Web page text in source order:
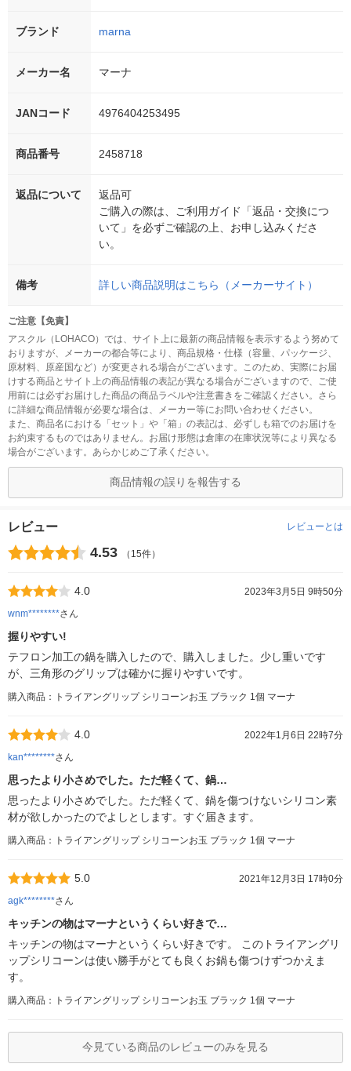
ブランド marna
メーカー名 マーナ
JANコード 4976404253495
商品番号 2458718
返品について
返品可
ご購入の際は、ご利用ガイド「返品・交換につ
いて」を必ずご確認の上、お申し込みくださ
い。
備考 詳しい商品説明はこちら（メーカーサイト）
ご注意【免責】
アスクル（LOHACO）では、サイト上に最新の商品情報を表示するよう努めて
おりますが、メーカーの都合等により、商品規格・仕様（容量、パッケージ、
原材料、原産国など）が変更される場合がございます。このため、実際にお届
けする商品とサイト上の商品情報の表記が異なる場合がございますので、ご使
用前には必ずお届けした商品の商品ラベルや注意書きをご確認ください。さら
に詳細な商品情報が必要な場合は、メーカー等にお問い合わせください。
また、商品名における「セット」や「箱」の表記は、必ずしも箱でのお届けを
お約束するものではありません。お届け形態は倉庫の在庫状況等により異なる
場合がございます。あらかじめご了承ください。
商品情報の誤りを報告する
レビュー レビューとは
4.53 （15件）
4.0
2023年3月5日 9時50分
wnm********さん
握りやすい!
テフロン加工の鍋を購入したので、購入しました。少し重いです
が、三角形のグリップは確かに握りやすいです。
購入商品：トライアングリップ シリコーンお玉 ブラック 1個 マーナ
4.0
2022年1月6日 22時7分
kan********さん
思ったより小さめでした。ただ軽くて、鍋…
思ったより小さめでした。ただ軽くて、鍋を傷つけないシリコン素
材が欲しかったのでよしとします。すぐ届きます。
購入商品：トライアングリップ シリコーンお玉 ブラック 1個 マーナ
5.0
2021年12月3日 17時0分
agk********さん
キッチンの物はマーナというくらい好きで…
キッチンの物はマーナというくらい好きです。 このトライアングリ
ップシリコーンは使い勝手がとても良くお鍋も傷つけずつかえま
す。
購入商品：トライアングリップ シリコーンお玉 ブラック 1個 マーナ
今見ている商品のレビューのみを見る